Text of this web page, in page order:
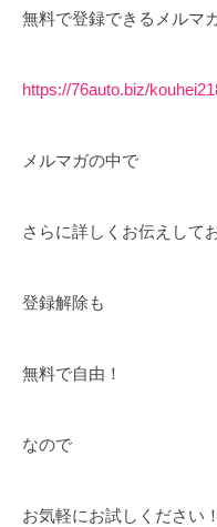
無料で登録できるメルマ
https://76auto.biz/
メルマガの中で
さらに詳しくお伝えして
登録解除も
無料で自由！
なので
お気軽にお試しください！